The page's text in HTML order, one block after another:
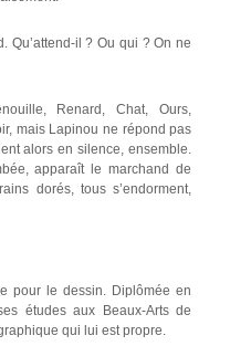
Qu’attend-il ? Ou qui ? On ne
Renard, Chat, Ours,
mais Lapinou ne répond pas
alors en silence, ensemble.
apparaît le marchand de
dorés, tous s’endorment,
pour le dessin. Diplômée en
études aux Beaux-Arts de
qui lui est propre.